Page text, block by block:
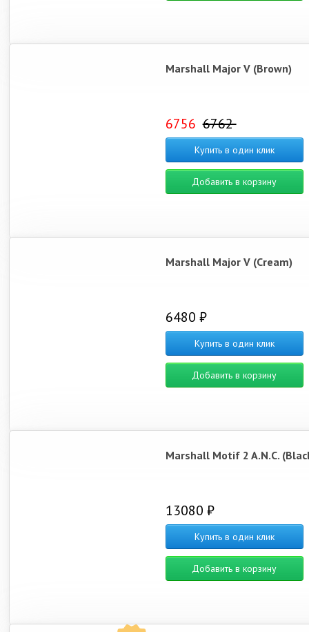
Marshall Major V (Brown)
6756 6762
Купить в один клик
Добавить в корзину
Marshall Major V (Cream)
6480 ₽
Купить в один клик
Добавить в корзину
Marshall Motif 2 A.N.C.
13080 ₽
Купить в один клик
Добавить в корзину